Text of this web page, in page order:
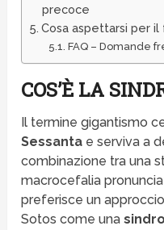
precoce
Cosa aspettarsi per
FAQ – Domande
COS’È LA
Il termine gigantismo
Sessanta e serviva a
combinazione tra una
macrocefalia
preferisce un
Sotos come una